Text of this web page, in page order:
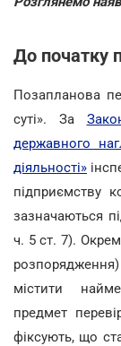
До початку
Позапланова
суті». За
державного
діяльності»
підприємству
зазначаються
ч. 5 ст. 7).
містити
предмет
фіксують, що